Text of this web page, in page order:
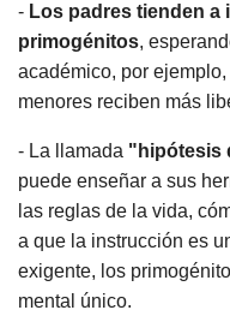
- Los padres tienden a
primogénitos,
académico, por
menores reciben más
- La llamada "hipótesis
puede enseñar a sus
las reglas de la vida,
a que la instrucción es
exigente, los
mental único.